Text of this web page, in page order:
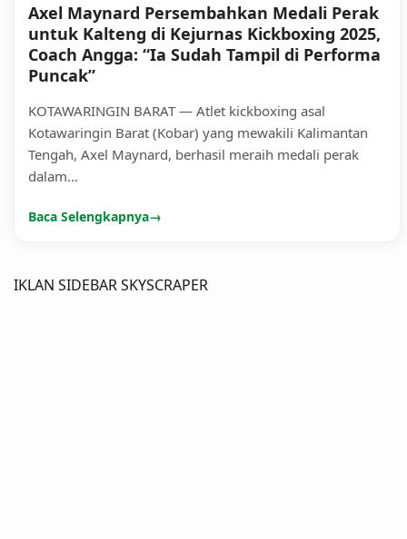
Axel Maynard Persembahkan Medali Perak
untuk Kalteng di Kejurnas Kickboxing 2025,
Coach Angga: “Ia Sudah Tampil di Performa
Puncak”
KOTAWARINGIN BARAT — Atlet kickboxing asal
Kotawaringin Barat (Kobar) yang mewakili Kalimantan
Tengah, Axel Maynard, berhasil meraih medali perak
dalam...
Baca Selengkapnya→
IKLAN SIDEBAR SKYSCRAPER